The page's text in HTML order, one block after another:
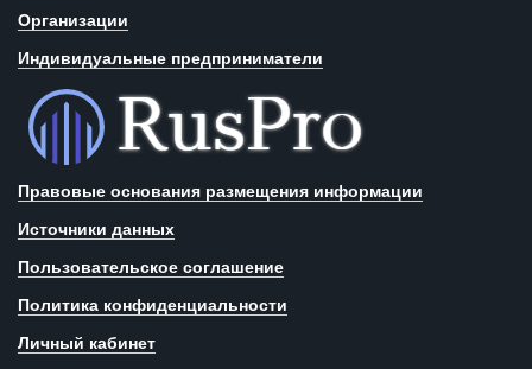
Организации
Индивидуальные предприниматели
Правовые основания размещения информации
Источники данных
Пользовательское соглашение
Политика конфиденциальности
Личный кабинет